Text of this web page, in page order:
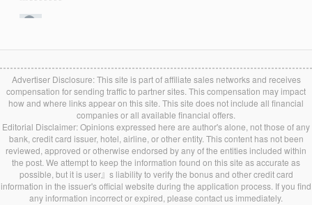
Advertiser Disclosure: This site is part of affiliate sales networks and receives
compensation for sending traffic to partner sites. This compensation may impact
how and where links appear on this site. This site does not include all financial
companies or all available financial offers.
Editorial Disclaimer: Opinions expressed here are author's alone, not those of any
bank, credit card issuer, hotel, airline, or other entity. This content has not been
reviewed, approved or otherwise endorsed by any of the entities included within
the post. We attempt to keep the information found on this site as accurate as
possible, but it is user』s liability to verify the bonus and other credit card
information in the issuer's official website during the application process. If you find
any information incorrect or expired, please contact us immediately.